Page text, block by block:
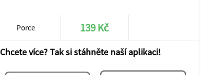
Porce 139 Kč
Chcete více? Tak si stáhněte naší aplikaci!